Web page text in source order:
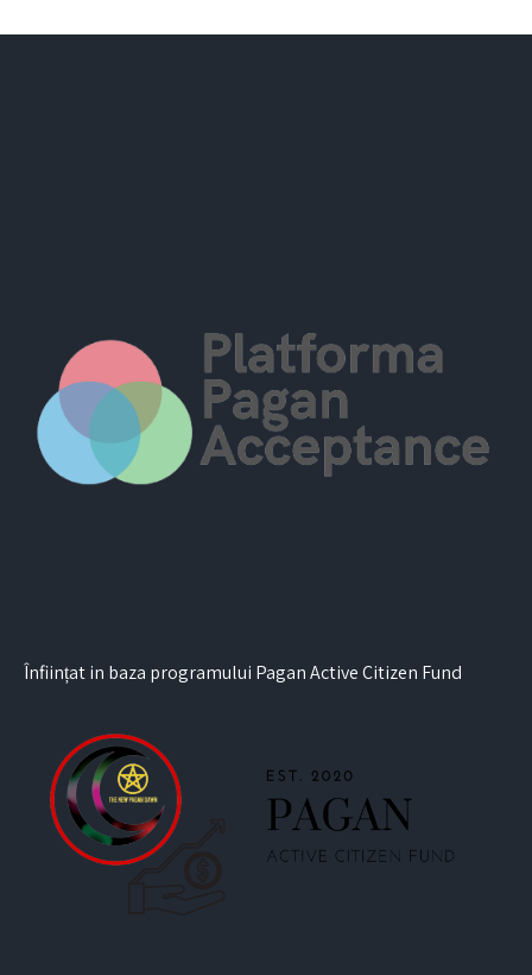
Înființat in baza programului Pagan Active Citizen Fund